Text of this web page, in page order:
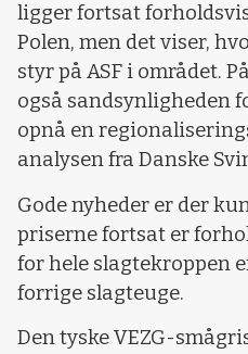
ligger fortsat
Polen, men det viser,
styr på ASF i området.
også sandsynligheden
opnå en
analysen fra Danske
Gode nyheder er der
priserne fortsat er
for hele slagtekroppen
forrige slagteuge.
Den tyske VEZG-